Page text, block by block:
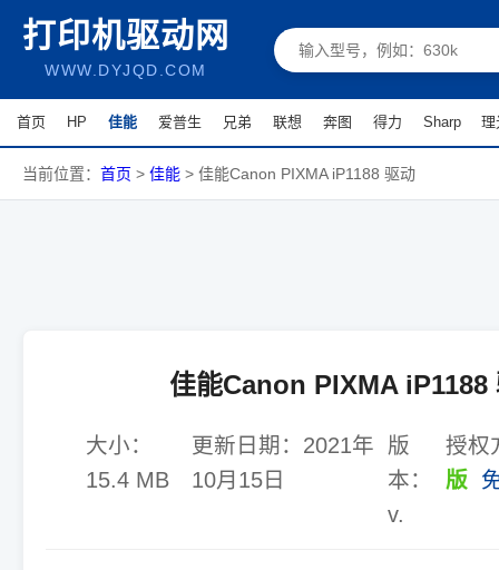
打印机驱动网
WWW.DYJQD.COM
首页 HP 佳能 爱普生 兄弟 联想 奔图 得力 Sharp 理
当前位置： 首页 > 佳能 > 佳能Canon PIXMA iP1188 驱动
佳能Canon PIXMA iP1188
大小：
15.4 MB
更新日期： 2021年
10月15日
版
本：
v.
授权
版